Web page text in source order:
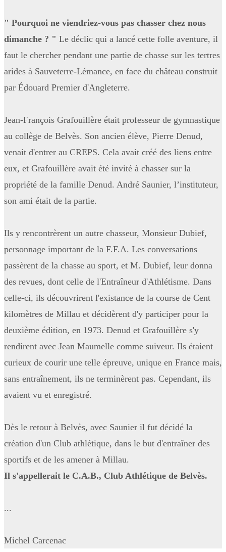
" Pourquoi ne viendriez-vous pas chasser chez nous
dimanche ? " Le déclic qui a lancé cette folle aventure, il
faut le chercher pendant une partie de chasse sur les tertres
arides à Sauveterre-Lémance, en face du château construit
par Édouard Premier d'Angleterre.
Jean-François Grafouillère était professeur de gymnastique
au collège de Belvès. Son ancien élève, Pierre Denud,
venait d'entrer au CREPS. Cela avait créé des liens entre
eux, et Grafouillère avait été invité à chasser sur la
propriété de la famille Denud. André Saunier, l’instituteur,
son ami était de la partie.
Ils y rencontrèrent un autre chasseur, Monsieur Dubief,
personnage important de la F.F.A. Les conversations
passèrent de la chasse au sport, et M. Dubief, leur donna
des revues, dont celle de l'Entraîneur d'Athlétisme. Dans
celle-ci, ils découvrirent l'existance de la course de Cent
kilomètres de Millau et décidèrent d'y participer pour la
deuxième édition, en 1973. Denud et Grafouillère s'y
rendirent avec Jean Maumelle comme suiveur. Ils étaient
curieux de courir une telle épreuve, unique en France mais,
sans entraînement, ils ne terminèrent pas. Cependant, ils
avaient vu et enregistré.
Dès le retour à Belvès, avec Saunier il fut décidé la
création d'un Club athlétique, dans le but d'entraîner des
sportifs et de les amener à Millau.
Il s'appellerait le C.A.B., Club Athlétique de Belvès.
...
Michel Carcenac